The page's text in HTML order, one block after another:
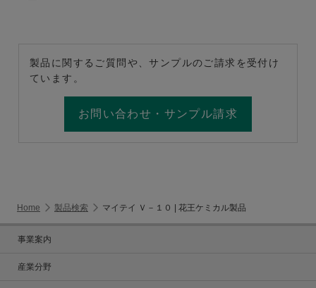
製品に関するご質問や、サンプルのご請求を受付け
ています。
お問い合わせ・サンプル請求
Home 製品検索 マイテイ Ｖ－１０ | 花王ケミカル製品
事業案内
産業分野